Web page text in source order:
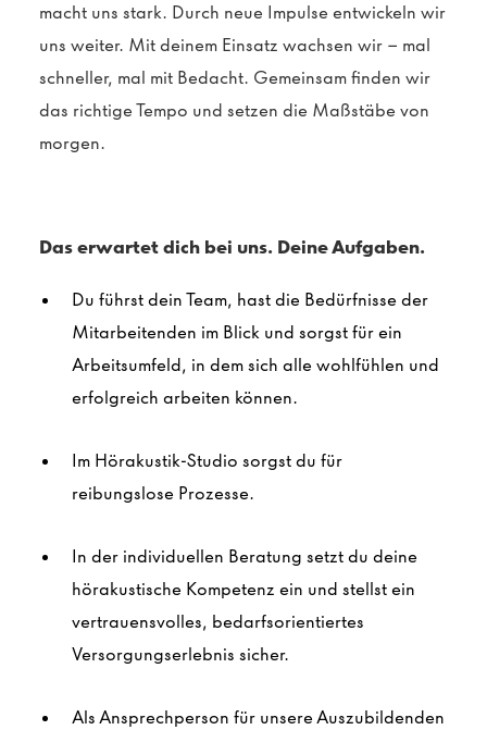
macht uns stark. Durch neue Impulse entwickeln wir
uns weiter. Mit deinem Einsatz wachsen wir – mal
schneller, mal mit Bedacht. Gemeinsam finden wir
das richtige Tempo und setzen die Maßstäbe von
morgen.
Das erwartet dich bei uns. Deine Aufgaben.
Du führst dein Team, hast die Bedürfnisse der
Mitarbeitenden im Blick und sorgst für ein
Arbeitsumfeld, in dem sich alle wohlfühlen und
erfolgreich arbeiten können.
Im Hörakustik-Studio sorgst du für
reibungslose Prozesse.
In der individuellen Beratung setzt du deine
hörakustische Kompetenz ein und stellst ein
vertrauensvolles, bedarfsorientiertes
Versorgungserlebnis sicher.
Als Ansprechperson für unsere Auszubildenden